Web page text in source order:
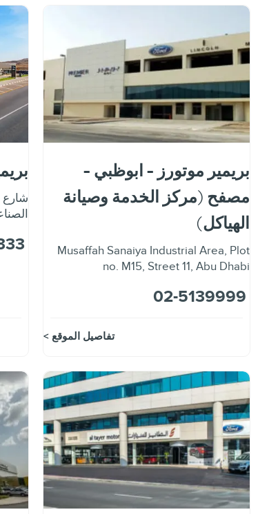
بريمير موتورز - ابوظبي -
مصفح (مركز الخدمة وصيانة
الهياكل)
Musaffah Sanaiya Industrial Area, Plot
no. M15, Street 11, Abu Dhabi
02-5139999
تفاصيل الموقع
شارع